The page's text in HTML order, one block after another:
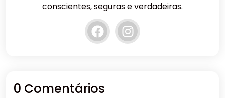
conscientes, seguras e verdadeiras.
0 Comentários